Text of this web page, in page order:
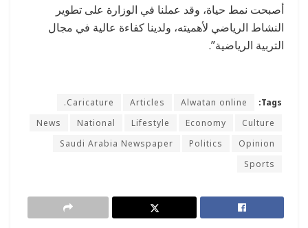
أصبحت نمط حياة، وقد عملنا في الوزارة على تطوير
النشاط الرياضي لأهميته، ولدينا كفاءة عالية في مجال
التربية الرياضية”.
Tags:
Alwatan online
Articles
Caricature.
Culture
Economy
Lifestyle
National
News
Opinion
Politics
Saudi Arabia Newspaper
Sports